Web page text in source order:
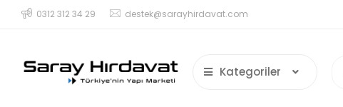
0312 312 34 29 destek@sarayhirdavat.com
Kategoriler